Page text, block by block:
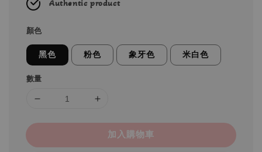
Authentic product
顏色
黑色 粉色 象牙色 米白色
數量
加入購物車